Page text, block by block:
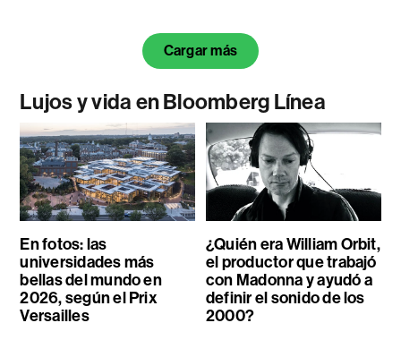
Cargar más
Lujos y vida en Bloomberg Línea
En fotos: las
universidades más
bellas del mundo en
2026, según el Prix
Versailles
¿Quién era William Orbit,
el productor que trabajó
con Madonna y ayudó a
definir el sonido de los
2000?